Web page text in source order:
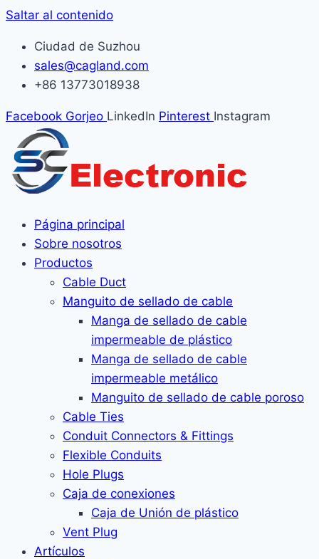
Saltar al contenido
Ciudad de Suzhou
sales@cagland.com
+86 13773018938
Facebook Gorjeo LinkedIn Pinterest Instagram
Página principal
Sobre nosotros
Productos
Cable Duct
Manguito de sellado de cable
Manga de sellado de cable
impermeable de plástico
Manga de sellado de cable
impermeable metálico
Manguito de sellado de cable poroso
Cable Ties
Conduit Connectors & Fittings
Flexible Conduits
Hole Plugs
Caja de conexiones
Caja de Unión de plástico
Vent Plug
Artículos